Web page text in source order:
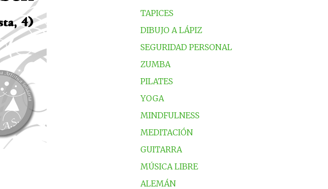
TAPICES
DIBUJO A LÁPIZ
SEGURIDAD PERSONAL
ZUMBA
PILATES
YOGA
MINDFULNESS
MEDITACIÓN
GUITARRA
MÚSICA LIBRE
ALEMÁN